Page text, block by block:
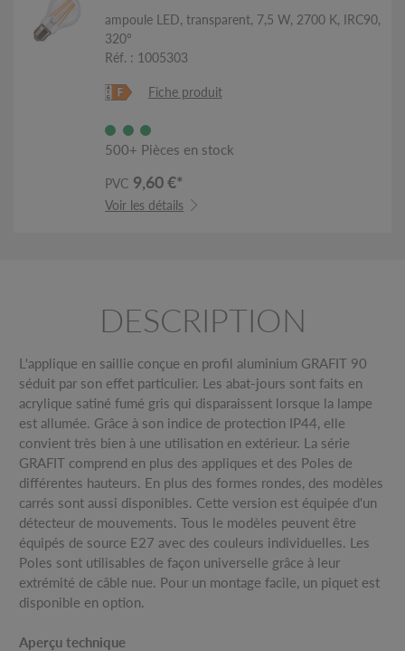
ampoule LED, transparent, 7,5 W, 2700 K, IRC90,
320°
Réf. : 1005303
Fiche produit
500+ Pièces en stock
PVC 9,60 €*
Voir les détails
DESCRIPTION
L'applique en saillie conçue en profil aluminium GRAFIT 90
séduit par son effet particulier. Les abat-jours sont faits en
acrylique satiné fumé gris qui disparaissent lorsque la lampe
est allumée. Grâce à son indice de protection IP44, elle
convient très bien à une utilisation en extérieur. La série
GRAFIT comprend en plus des appliques et des Poles de
différentes hauteurs. En plus des formes rondes, des modèles
carrés sont aussi disponibles. Cette version est équipée d'un
détecteur de mouvements. Tous le modèles peuvent être
équipés de source E27 avec des couleurs individuelles. Les
Poles sont utilisables de façon universelle grâce à leur
extrémité de câble nue. Pour un montage facile, un piquet est
disponible en option.
Aperçu technique